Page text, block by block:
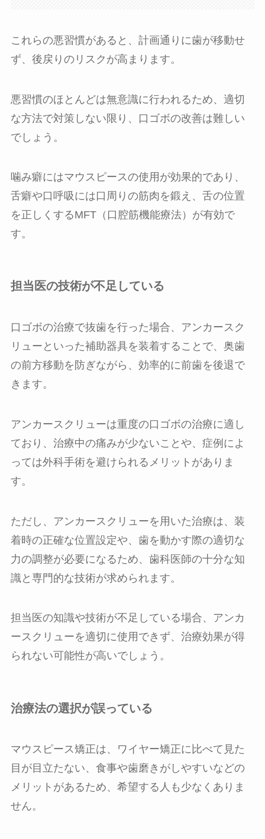
これらの悪習慣があると、計画通りに歯が移動せ
ず、後戻りのリスクが高まります。
悪習慣のほとんどは無意識に行われるため、適切
な方法で対策しない限り、口ゴボの改善は難しい
でしょう。
噛み癖にはマウスピースの使用が効果的であり、
舌癖や口呼吸には口周りの筋肉を鍛え、舌の位置
を正しくするMFT（口腔筋機能療法）が有効で
す。
担当医の技術が不足している
口ゴボの治療で抜歯を行った場合、アンカースク
リューといった補助器具を装着することで、奥歯
の前方移動を防ぎながら、効率的に前歯を後退で
きます。
アンカースクリューは重度の口ゴボの治療に適し
ており、治療中の痛みが少ないことや、症例によ
っては外科手術を避けられるメリットがありま
す。
ただし、アンカースクリューを用いた治療は、装
着時の正確な位置設定や、歯を動かす際の適切な
力の調整が必要になるため、歯科医師の十分な知
識と専門的な技術が求められます。
担当医の知識や技術が不足している場合、アンカ
ースクリューを適切に使用できず、治療効果が得
られない可能性が高いでしょう。
治療法の選択が誤っている
マウスピース矯正は、ワイヤー矯正に比べて見た
目が目立たない、食事や歯磨きがしやすいなどの
メリットがあるため、希望する人も少なくありま
せん。